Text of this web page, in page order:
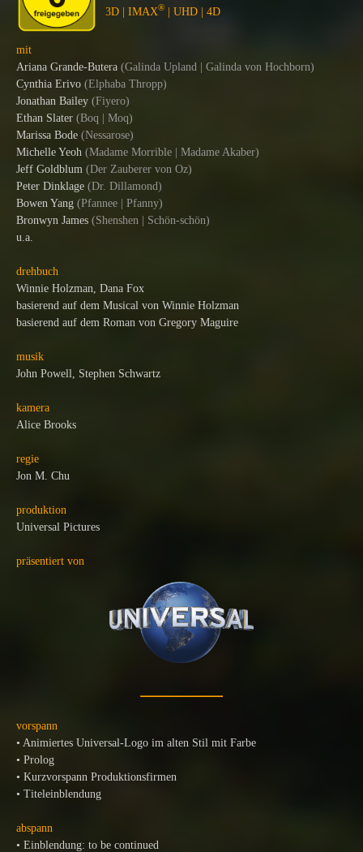
3D | IMAX® | UHD | 4D
mit
Ariana Grande-Butera (Galinda Upland | Galinda von Hochborn)
Cynthia Erivo (Elphaba Thropp)
Jonathan Bailey (Fiyero)
Ethan Slater (Boq | Moq)
Marissa Bode (Nessarose)
Michelle Yeoh (Madame Morrible | Madame Akaber)
Jeff Goldblum (Der Zauberer von Oz)
Peter Dinklage (Dr. Dillamond)
Bowen Yang (Pfannee | Pfanny)
Bronwyn James (Shenshen | Schön-schön)
u.a.
drehbuch
Winnie Holzman, Dana Fox
basierend auf dem Musical von Winnie Holzman
basierend auf dem Roman von Gregory Maguire
musik
John Powell, Stephen Schwartz
kamera
Alice Brooks
regie
Jon M. Chu
produktion
Universal Pictures
präsentiert von
vorspann
• Animiertes Universal-Logo im alten Stil mit Farbe
• Prolog
• Kurzvorspann Produktionsfirmen
• Titeleinblendung
abspann
• Einblendung: to be continued